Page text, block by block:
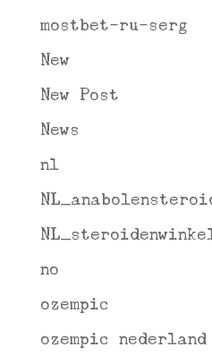
mostbet-ru-serg
New
New Post
News
nl
no
ozempic
ozempic nederland